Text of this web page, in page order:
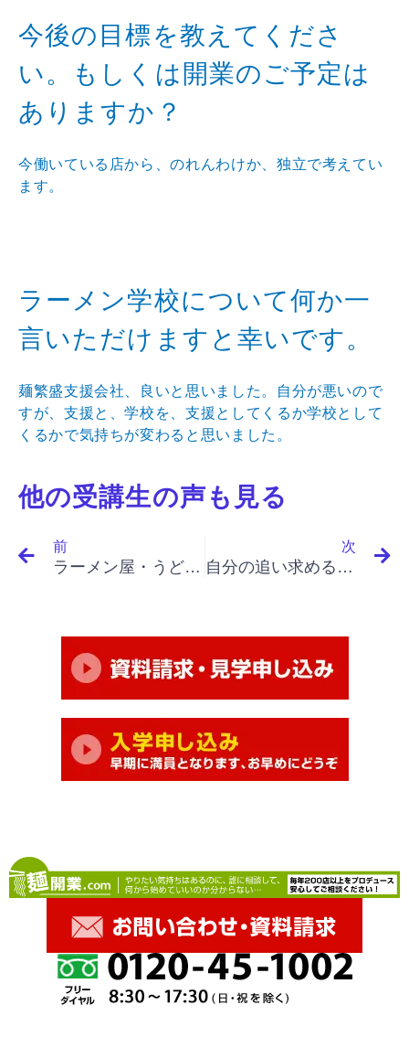
今後の目標を教えてくださ
い。もしくは開業のご予定は
ありますか？
今働いている店から、のれんわけか、独立で考えてい
ます。
ラーメン学校について何か一
言いただけますと幸いです。
麺繁盛支援会社、良いと思いました。自分が悪いので
すが、支援と、学校を、支援としてくるか学校として
くるかで気持ちが変わると思いました。
他の受講生の声も見る
前
ラーメン屋・うどん屋・そば屋・パスタ屋開業で繁盛店に｜「イノベーションと起業家精神（上）」「起業家のリスクは低い」
次
自分の追い求める味の追求を続けたいと思います。